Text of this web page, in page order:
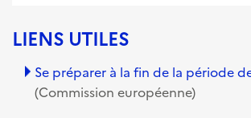
LIENS UTILES
Se préparer à la fin de la période
(Commission européenne)